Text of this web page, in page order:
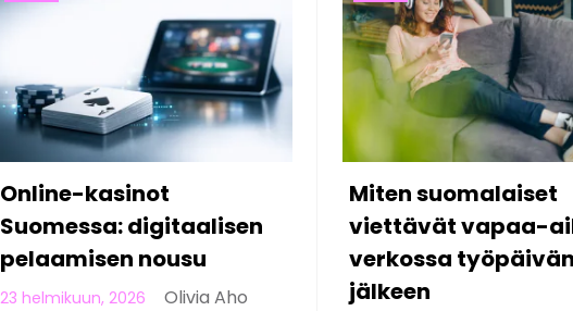
Miten suomalaiset
viettävät vapaa-aikaa
verkossa työpäivän
jälkeen
5 asiaa, joita et
modernista online-
uhkapelaamisesta
10 helmikuun, 2026